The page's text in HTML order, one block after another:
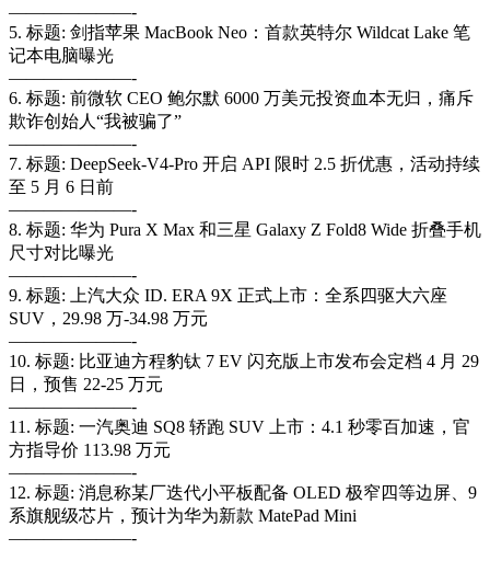
———————-
5. 标题: 剑指苹果 MacBook Neo：首款英特尔 Wildcat Lake 笔
记本电脑曝光
———————-
6. 标题: 前微软 CEO 鲍尔默 6000 万美元投资血本无归，痛斥
欺诈创始人“我被骗了”
———————-
7. 标题: DeepSeek-V4-Pro 开启 API 限时 2.5 折优惠，活动持续
至 5 月 6 日前
———————-
8. 标题: 华为 Pura X Max 和三星 Galaxy Z Fold8 Wide 折叠手机
尺寸对比曝光
———————-
9. 标题: 上汽大众 ID. ERA 9X 正式上市：全系四驱大六座
SUV，29.98 万-34.98 万元
———————-
10. 标题: 比亚迪方程豹钛 7 EV 闪充版上市发布会定档 4 月 29
日，预售 22-25 万元
———————-
11. 标题: 一汽奥迪 SQ8 轿跑 SUV 上市：4.1 秒零百加速，官
方指导价 113.98 万元
———————-
12. 标题: 消息称某厂迭代小平板配备 OLED 极窄四等边屏、9
系旗舰级芯片，预计为华为新款 MatePad Mini
———————-